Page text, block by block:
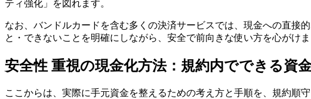
ティ強化」を図れます。
なお、バンドルカードを含む多くの決済サービスでは、現金への直接
と・できないことを明確にしながら、安全で前向きな使い方を心がけま
安全性 重視の現金化方法：規約内でできる資
ここからは、実際に手元資金を整えるための考え方と手順を、規約順